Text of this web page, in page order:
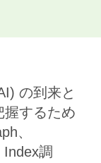
の到来と
握するため
、
調